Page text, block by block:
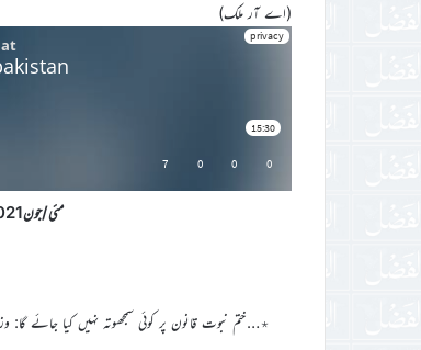
(اے آر ملک)
مئی/جون2021ء میں سامنےآنے والے چند تکلیف دہ واقعات سے انتخاب
٭…ختم نبوت قانون پر کوئی سمجھوتہ نہیں کیا جائے گا: